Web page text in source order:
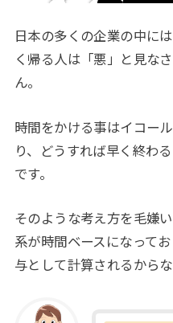
日本の多くの企業の中に
く帰る人は「悪」と見な
ん。
時間をかける事はイコー
り、どうすれば早く終わ
です。
そのような考え方を毛嫌
系が時間ベースになって
与として計算されるからな